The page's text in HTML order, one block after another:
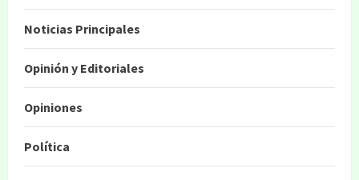
Noticias Principales
Opinión y Editoriales
Opiniones
Política